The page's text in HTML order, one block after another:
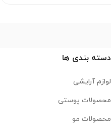
دسته بندی ها
لوازم آرایشی
محصولات پوستی
محصولات مو